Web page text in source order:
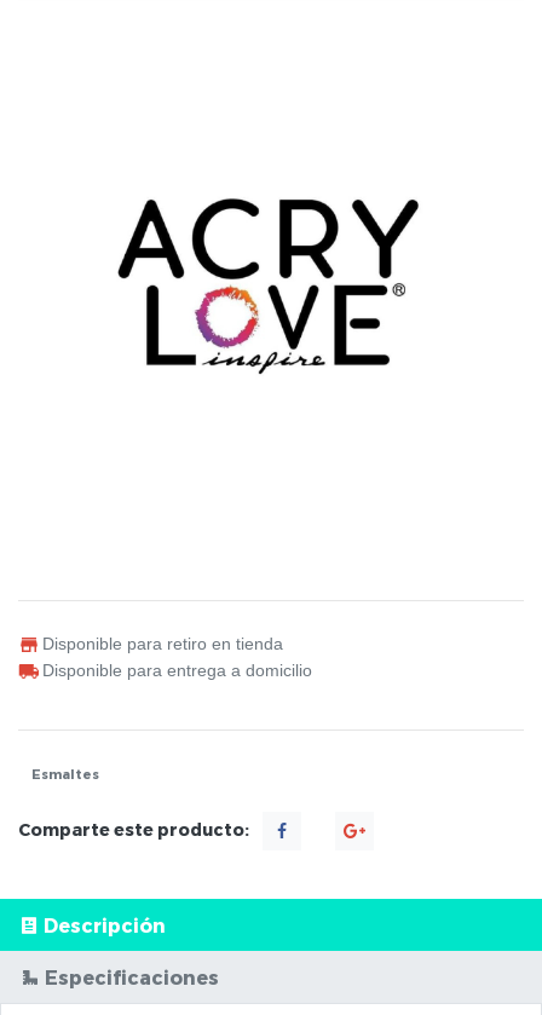
Disponible para retiro en tienda
Disponible para entrega a domicilio
Esmaltes
Comparte este producto:
Descripción
Especificaciones